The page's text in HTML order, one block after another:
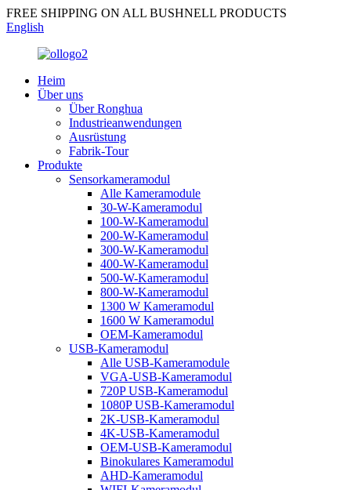
FREE SHIPPING ON ALL BUSHNELL PRODUCTS
English
Heim
Über uns
Über Ronghua
Industrieanwendungen
Ausrüstung
Fabrik-Tour
Produkte
Sensorkameramodul
Alle Kameramodule
30-W-Kameramodul
100-W-Kameramodul
200-W-Kameramodul
300-W-Kameramodul
400-W-Kameramodul
500-W-Kameramodul
800-W-Kameramodul
1300 W Kameramodul
1600 W Kameramodul
OEM-Kameramodul
USB-Kameramodul
Alle USB-Kameramodule
VGA-USB-Kameramodul
720P USB-Kameramodul
1080P USB-Kameramodul
2K-USB-Kameramodul
4K-USB-Kameramodul
OEM-USB-Kameramodul
Binokulares Kameramodul
AHD-Kameramodul